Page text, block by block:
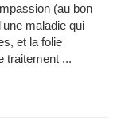
(au bon
maladie qui
et la folie
traitement ...